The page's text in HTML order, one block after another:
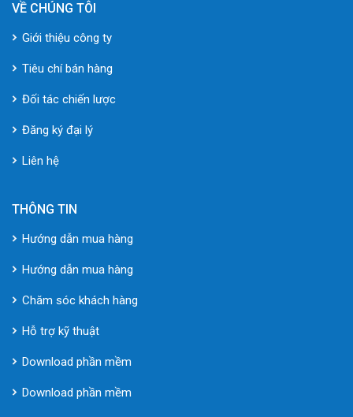
VỀ CHÚNG TÔI
Giới thiệu công ty
Tiêu chí bán hàng
Đối tác chiến lược
Đăng ký đại lý
Liên hệ
THÔNG TIN
Hướng dẫn mua hàng
Hướng dẫn mua hàng
Chăm sóc khách hàng
Hỗ trợ kỹ thuật
Download phần mềm
Download phần mềm